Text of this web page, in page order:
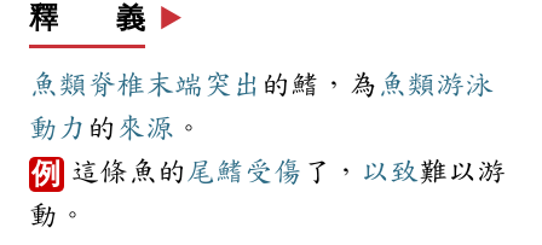
釋 義 ▶️
魚類 脊椎末端 突出 的鰭，為 魚類游泳
動力 的 來源 。
例 這條魚的 尾鰭 受傷 了， 以致難以游
動。